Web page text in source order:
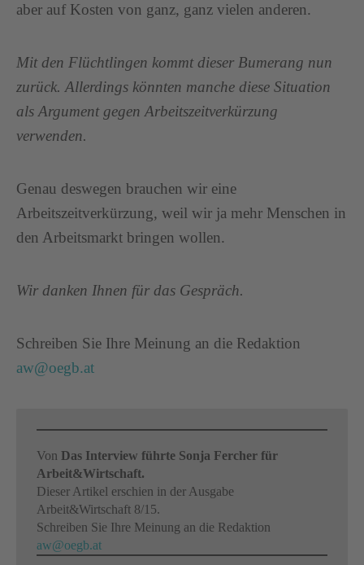
aber auf Kosten von ganz, ganz vielen anderen.
Mit den Flüchtlingen kommt dieser Bumerang nun
zurück. Allerdings könnten manche diese Situation
als Argument gegen Arbeitszeitverkürzung
verwenden.
Genau deswegen brauchen wir eine
Arbeitszeitverkürzung, weil wir ja mehr Menschen in
den Arbeitsmarkt bringen wollen.
Wir danken Ihnen für das Gespräch.
Schreiben Sie Ihre Meinung an die Redaktion
aw@oegb.at
Von Das Interview führte Sonja Fercher für
Arbeit&Wirtschaft.
Dieser Artikel erschien in der Ausgabe
Arbeit&Wirtschaft 8/15.
Schreiben Sie Ihre Meinung an die Redaktion
aw@oegb.at